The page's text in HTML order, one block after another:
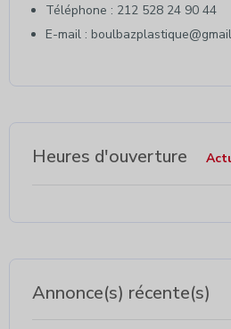
Téléphone : 212 528 24 90 44
E-mail :
Heures d'ouverture
Annonce(s) récente(s)